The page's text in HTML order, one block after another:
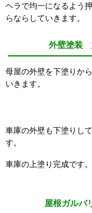
ヘラで均一になるよう
らならしていきます。
外壁塗装
母屋の外壁を下塗りか
いきます。
車庫の外壁も下塗りし
す。
車庫の上塗り完成です。
屋根ガルバ